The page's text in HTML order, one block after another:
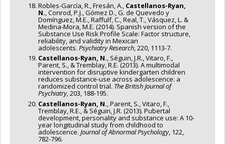
Robles-García, R., Fresán, A., Castellanos-Ryan,
N. , Conrod, P.J., Gómez D., G. de Quevedo y
Domínguez, M.E., Raffulf, C., Real, T., Vásquez, L. &
Medina-Mora, M.E. (2014). Spanish version of the
Substance Use Risk Profile Scale: Factor structure,
reliability, and validity in Mexican
adolescents. Psychiatry Research , 220, 1113-7.
Castellanos-Ryan, N., Séguin, J.R., Vitaro, F.,
Parent, S., & Tremblay, R.E. (2013). A multimodal
intervention for disruptive kindergarten children
reduces substance-use across adolescence: a
randomized control trial. The British Journal of
Psychiatry, 203, 188-195.
Castellanos-Ryan, N. , Parent, S., Vitaro, F.,
Tremblay, R.E., & Séguin, J.R. (2013). Pubertal
development, personality and substance use: A 10-
year longitudinal study from childhood to
adolescence. Journal of Abnormal Psychology, 122,
782-796.